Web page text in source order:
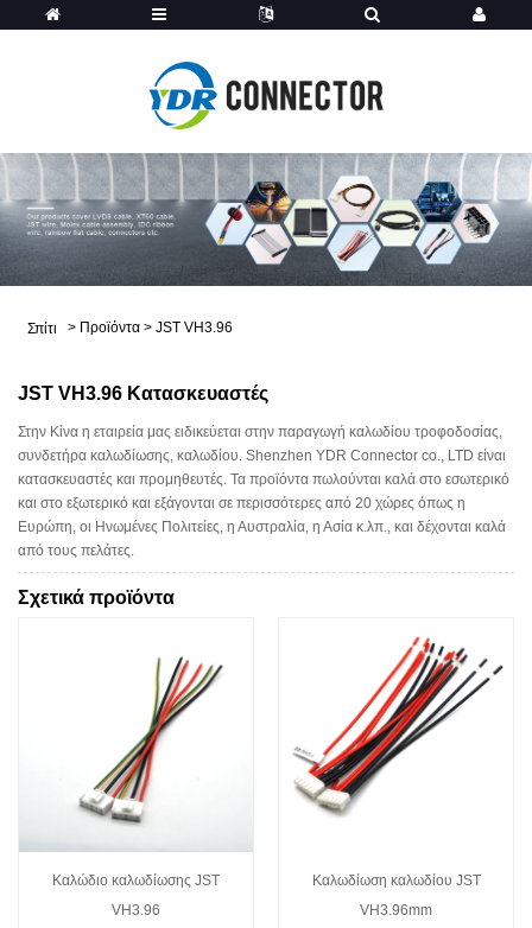
Σπίτι > Προϊόντα > JST VH3.96
JST VH3.96 Κατασκευαστές
Στην Κίνα η εταιρεία μας ειδικεύεται στην παραγωγή καλωδίου τροφοδοσίας,
συνδετήρα καλωδίωσης, καλωδίου. Shenzhen YDR Connector co., LTD είναι
κατασκευαστές και προμηθευτές. Τα προϊόντα πωλούνται καλά στο εσωτερικό
και στο εξωτερικό και εξάγονται σε περισσότερες από 20 χώρες όπως η
Ευρώπη, οι Ηνωμένες Πολιτείες, η Αυστραλία, η Ασία κ.λπ., και δέχονται καλά
από τους πελάτες.
Σχετικά προϊόντα
Καλώδιο καλωδίωσης JST
VH3.96
Καλωδίωση καλωδίου JST
VH3.96mm